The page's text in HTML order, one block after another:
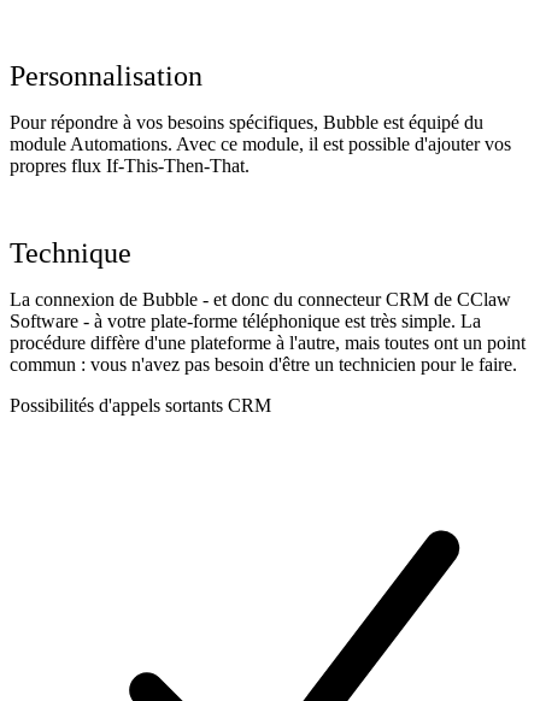
Personnalisation
Pour répondre à vos besoins spécifiques, Bubble est équipé du
module Automations. Avec ce module, il est possible d'ajouter vos
propres flux If-This-Then-That.
Technique
La connexion de Bubble - et donc du connecteur CRM de CClaw
Software - à votre plate-forme téléphonique est très simple. La
procédure diffère d'une plateforme à l'autre, mais toutes ont un point
commun : vous n'avez pas besoin d'être un technicien pour le faire.
Possibilités d'appels sortants CRM